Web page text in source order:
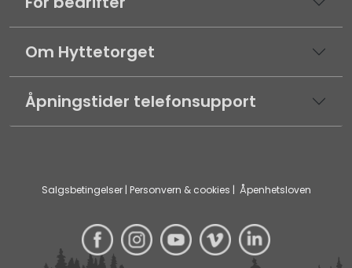
Om Hyttetorget
Åpningstider telefonsupport
Salgsbetingelser| Personvern & cookies | Åpenhetsloven